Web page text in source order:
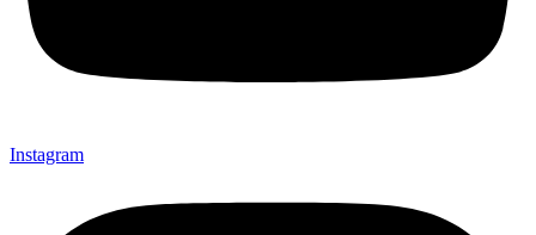
Instagram